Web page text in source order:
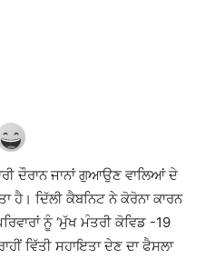
ਦੌਰਾਨ ਜਾਨਾਂ ਗੁਆਉਣ ਵਾਲਿਆਂ ਦੇ
ਹੈ। ਦਿੱਲੀ ਕੈਬਨਿਟ ਨੇ ਕੋਰੋਨਾ ਕਾਰਨ
ਨੂੰ ‘ਮੁੱਖ ਮੰਤਰੀ ਕੋਵਿਡ -19
ਵਿੱਤੀ ਸਹਾਇਤਾ ਦੇਣ ਦਾ ਫੈਸਲਾ